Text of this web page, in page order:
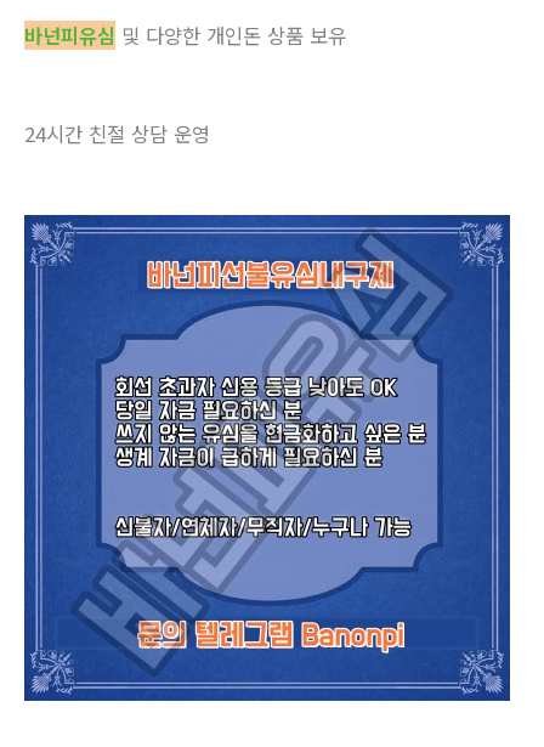
바넌피유심 및 다양한 개인돈 상품 보유
24시간 친절 상담 운영